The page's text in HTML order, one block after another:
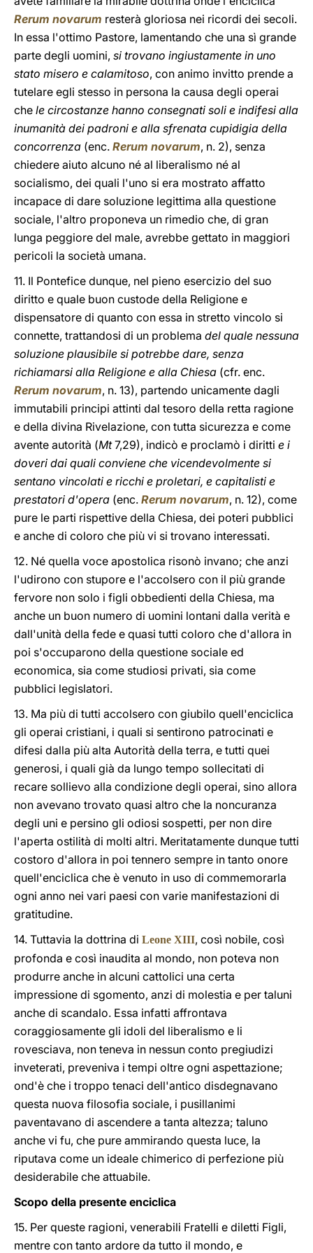
Rerum novarum resterà gloriosa nei ricordi dei secoli.
In essa l'ottimo Pastore, lamentando che una sì grande
parte degli uomini, si trovano ingiustamente in uno
stato misero e calamitoso, con animo invitto prende a
tutelare egli stesso in persona la causa degli operai
che le circostanze hanno consegnati soli e indifesi alla
inumanità dei padroni e alla sfrenata cupidigia della
concorrenza (enc. Rerum novarum, n. 2), senza
chiedere aiuto alcuno né al liberalismo né al
socialismo, dei quali l'uno si era mostrato affatto
incapace di dare soluzione legittima alla questione
sociale, l'altro proponeva un rimedio che, di gran
lunga peggiore del male, avrebbe gettato in maggiori
pericoli la società umana.
11. Il Pontefice dunque, nel pieno esercizio del suo
diritto e quale buon custode della Religione e
dispensatore di quanto con essa in stretto vincolo si
connette, trattandosi di un problema del quale nessuna
soluzione plausibile si potrebbe dare, senza
richiamarsi alla Religione e alla Chiesa (cfr. enc.
Rerum novarum, n. 13), partendo unicamente dagli
immutabili principi attinti dal tesoro della retta ragione
e della divina Rivelazione, con tutta sicurezza e come
avente autorità (Mt7,29), indicò e proclamò i diritti e i
doveri dai quali conviene che vicendevolmente si
sentano vincolati e ricchi e proletari, e capitalisti e
prestatori d'opera (enc. Rerum novarum, n. 12), come
pure le parti rispettive della Chiesa, dei poteri pubblici
e anche di coloro che più vi si trovano interessati.
12. Né quella voce apostolica risonò invano; che anzi
l'udirono con stupore e l'accolsero con il più grande
fervore non solo i figli obbedienti della Chiesa, ma
anche un buon numero di uomini lontani dalla verità e
dall'unità della fede e quasi tutti coloro che d'allora in
poi s'occuparono della questione sociale ed
economica, sia come studiosi privati, sia come
pubblici legislatori.
13. Ma più di tutti accolsero con giubilo quell'enciclica
gli operai cristiani, i quali si sentirono patrocinati e
difesi dalla più alta Autorità della terra, e tutti quei
generosi, i quali già da lungo tempo sollecitati di
recare sollievo alla condizione degli operai, sino allora
non avevano trovato quasi altro che la noncuranza
degli uni e persino gli odiosi sospetti, per non dire
l'aperta ostilità di molti altri. Meritatamente dunque tutti
costoro d'allora in poi tennero sempre in tanto onore
quell'enciclica che è venuto in uso di commemorarla
ogni anno nei vari paesi con varie manifestazioni di
gratitudine.
14. Tuttavia la dottrina di Leone XIII, così nobile, così
profonda e così inaudita al mondo, non poteva non
produrre anche in alcuni cattolici una certa
impressione di sgomento, anzi di molestia e per taluni
anche di scandalo. Essa infatti affrontava
coraggiosamente gli idoli del liberalismo e li
rovesciava, non teneva in nessun conto pregiudizi
inveterati, preveniva i tempi oltre ogni aspettazione;
ond'è che i troppo tenaci dell'antico disdegnavano
questa nuova filosofia sociale, i pusillanimi
paventavano di ascendere a tanta altezza; taluno
anche vi fu, che pure ammirando questa luce, la
riputava come un ideale chimerico di perfezione più
desiderabile che attuabile.
Scopo della presente enciclica
15. Per queste ragioni, venerabili Fratelli e diletti Figli,
mentre con tanto ardore da tutto il mondo, e